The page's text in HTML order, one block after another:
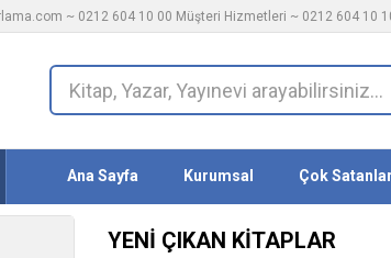
~ 0212 604 10 00 Müşteri Hizmetleri ~ 0212 604 10
Ana Sayfa Kurumsal Çok Satanlar
YENI ÇIKAN KITAPLAR